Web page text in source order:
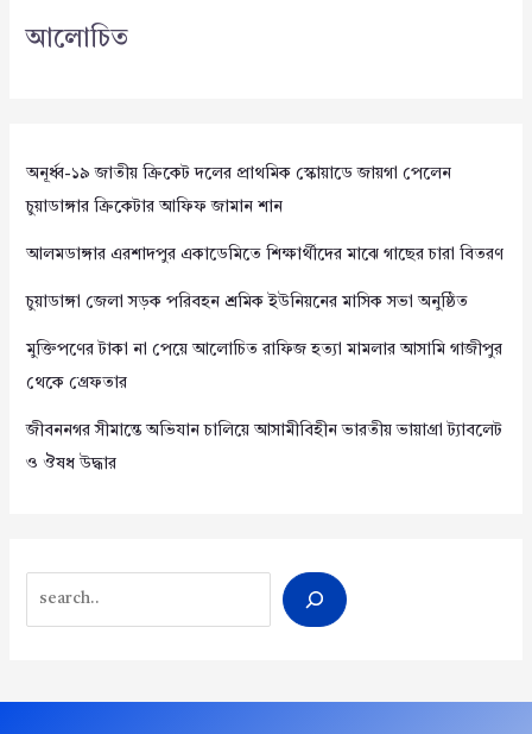
আলোচিত
অনূর্ধ্ব-১৯ জাতীয় ক্রিকেট দলের প্রাথমিক স্কোয়াডে জায়গা পেলেন
চুয়াডাঙ্গার ক্রিকেটার আফিফ জামান শান
আলমডাঙ্গার এরশাদপুর একাডেমিতে শিক্ষার্থীদের মাঝে গাছের চারা বিতরণ
চুয়াডাঙ্গা জেলা সড়ক পরিবহন শ্রমিক ইউনিয়নের মাসিক সভা অনুষ্ঠিত
মুক্তিপণের টাকা না পেয়ে আলোচিত রাফিজ হত্যা মামলার আসামি গাজীপুর
থেকে গ্রেফতার
জীবননগর সীমান্তে অভিযান চালিয়ে আসামীবিহীন ভারতীয় ভায়াগ্রা ট্যাবলেট
ও ঔষধ উদ্ধার